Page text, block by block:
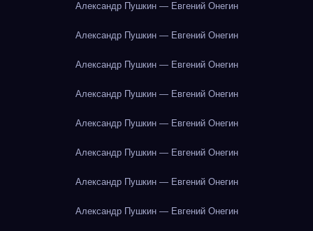
Александр Пушкин — Евгений Онегин
Александр Пушкин — Евгений Онегин
Александр Пушкин — Евгений Онегин
Александр Пушкин — Евгений Онегин
Александр Пушкин — Евгений Онегин
Александр Пушкин — Евгений Онегин
Александр Пушкин — Евгений Онегин
Александр Пушкин — Евгений Онегин